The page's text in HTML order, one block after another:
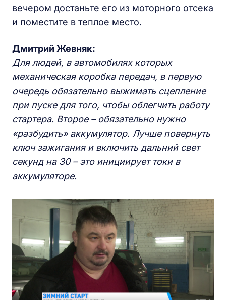
вечером достаньте его из моторного отсека
и поместите в теплое место.
Дмитрий Жевняк:
Для людей, в автомобилях которых
механическая коробка передач, в первую
очередь обязательно выжимать сцепление
при пуске для того, чтобы облегчить работу
стартера. Второе – обязательно нужно
«разбудить» аккумулятор. Лучше повернуть
ключ зажигания и включить дальний свет
секунд на 30 – это инициирует токи в
аккумуляторе.